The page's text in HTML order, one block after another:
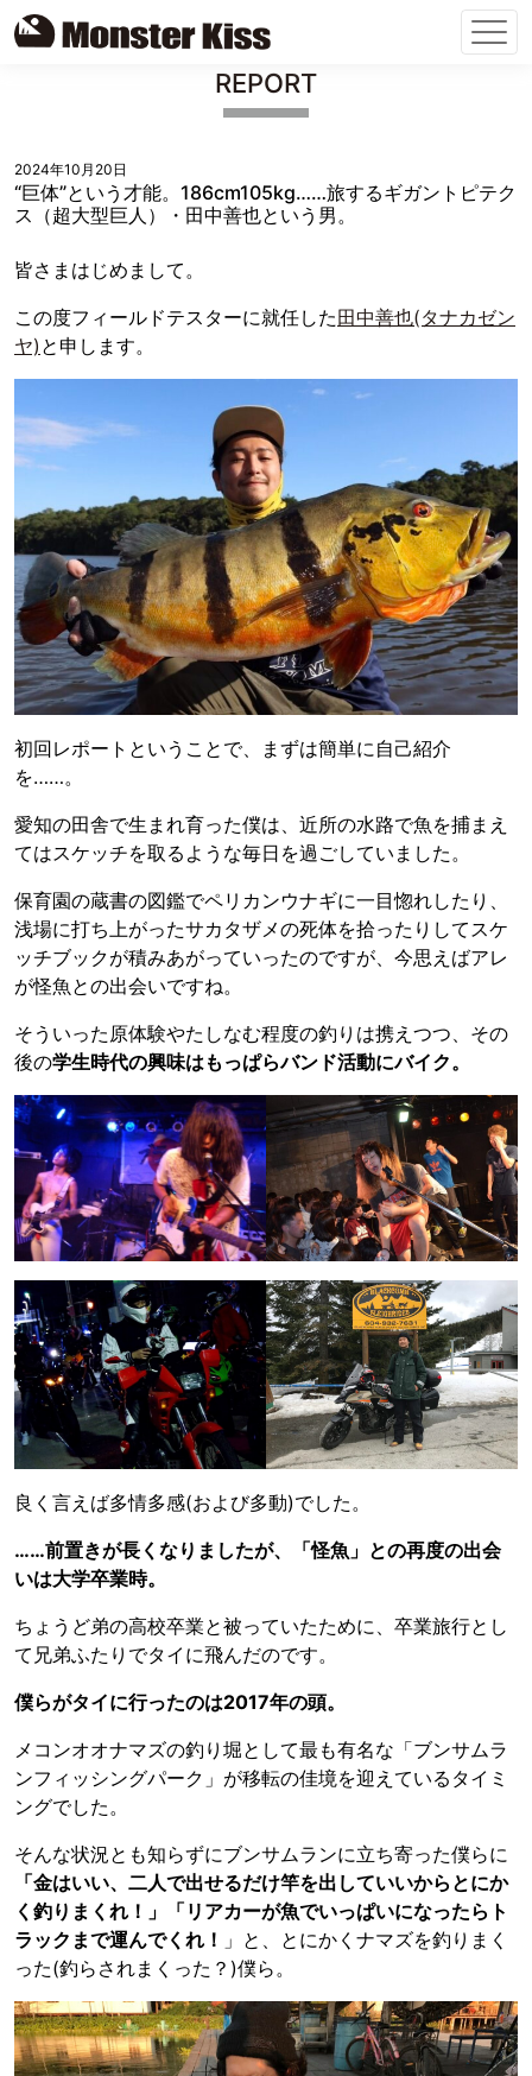
REPORT
2024年10月20日
“巨体”という才能。186cm105kg……旅するギガントピテク
ス（超大型巨人）・田中善也という男。
皆さまはじめまして。
この度フィールドテスターに就任した田中善也(タナカゼン
ヤ) と申します。
初回レポートということで、まずは簡単に自己紹介
を……。
愛知の田舎で生まれ育った僕は、近所の水路で魚を捕まえ
てはスケッチを取るような毎日を過ごしていました。
保育園の蔵書の図鑑でペリカンウナギに一目惚れしたり、
浅場に打ち上がったサカタザメの死体を拾ったりしてスケ
ッチブックが積みあがっていったのですが、今思えばアレ
が怪魚との出会いですね。
そういった原体験やたしなむ程度の釣りは携えつつ、その
後の学生時代の興味はもっぱらバンド活動にバイク。
良く言えば多情多感(および多動)でした。
……前置きが長くなりましたが、「怪魚」との再度の出会
いは大学卒業時。
ちょうど弟の高校卒業と被っていたために、卒業旅行とし
て兄弟ふたりでタイに飛んだのです。
僕らがタイに行ったのは2017年の頭。
メコンオオナマズの釣り堀として最も有名な「ブンサムラ
ンフィッシングパーク」が移転の佳境を迎えているタイミ
ングでした。
そんな状況とも知らずにブンサムランに立ち寄った僕らに
「金はいい、二人で出せるだけ竿を出していいからとにか
く釣りまくれ！」「リアカーが魚でいっぱいになったらト
ラックまで運んでくれ！ 」と、とにかくナマズを釣りまく
った(釣らされまくった？)僕ら。